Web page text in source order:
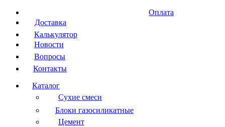
Оплата
Доставка
Калькулятор
Новости
Вопросы
Контакты
Каталог
Сухие смеси
Блоки газосиликатные
Цемент